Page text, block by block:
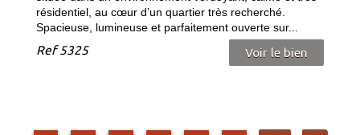
résidentiel, au cœur d’un quartier très recherché.
Spacieuse, lumineuse et parfaitement ouverte sur...
Ref5325 Voir le bien